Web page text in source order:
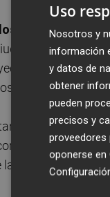
hoteles de
de Murcia
una media del
con piscina.
a la mejor
de
temporada
Uso
Nosotros y
información
y datos de
obtener
pueden
precisos y
proveedores
oponerse en